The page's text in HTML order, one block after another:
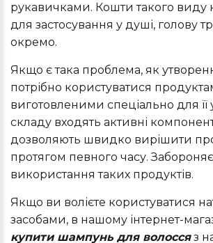
рукавичками. Кошти такого виду
для застосування у душі, голову
окремо.
Якщо є така проблема, як
потрібно користуватися
виготовленими спеціально для
складу входять активні
дозволяють швидко вирішити
протягом певного часу.
використання таких продуктів.
Якщо ви волієте користуватися
засобами, в нашому інтернет-
купити шампунь для волоссяз